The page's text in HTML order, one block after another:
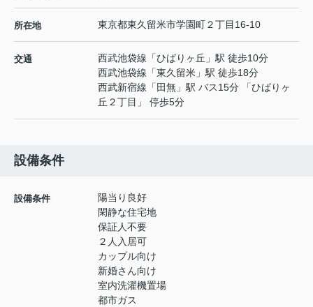
所在地 東京都東久留米市学園町２丁目16-10
交通 西武池袋線 「ひばりヶ丘 」駅 徒歩10分
西武池袋線 「東久留米 」駅 徒歩18分
西武新宿線 「 田無 」駅 バス15分 「ひばりヶ
丘２丁目」 停歩5分
設備条件
設備条件
陽当り良好
閑静な住宅地
保証人不要
２人入居可
カップル向け
新婚さん向け
室内洗濯機置場
都市ガス